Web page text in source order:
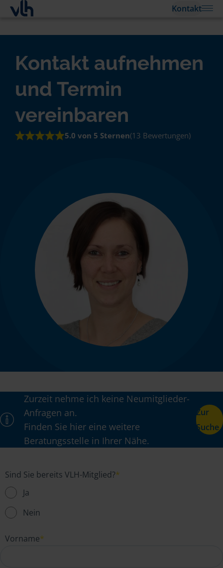
Kontakt
Kontakt aufnehmen
und Termin
vereinbaren
5.0 von 5 Sternen(13 Bewertungen)
Zurzeit nehme ich keine Neumitglieder-
Anfragen an.
Finden Sie hier eine weitere
Beratungsstelle in Ihrer Nähe.
Zur
Suche
Sind Sie bereits VLH-Mitglied?*
Ja
Nein
Vorname*